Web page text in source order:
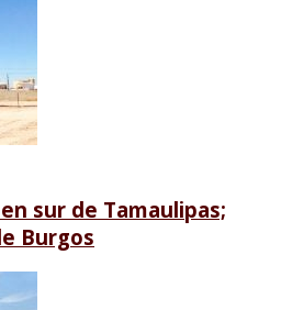
sur de Tamaulipas;
Burgos